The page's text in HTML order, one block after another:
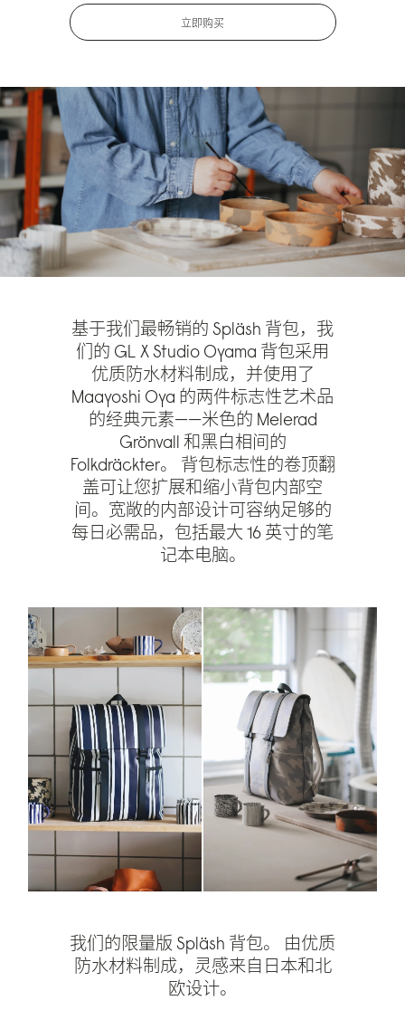
立即购买
基于我们最畅销的 Spläsh 背包，我
们的 GL X Studio Oyama 背包采用
优质防水材料制成，并使用了
Maayoshi Oya 的两件标志性艺术品
的经典元素——米色的 Melerad
Grönvall 和黑白相间的
Folkdräckter。 背包标志性的卷顶翻
盖可让您扩展和缩小背包内部空
间。宽敞的内部设计可容纳足够的
每日必需品，包括最大 16 英寸的笔
记本电脑。
我们的限量版 Spläsh 背包。 由优质
防水材料制成，灵感来自日本和北
欧设计。